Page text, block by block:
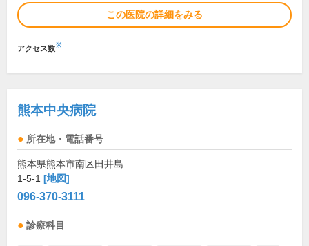
この医院の詳細をみる
アクセス数※
熊本中央病院
所在地・電話番号
熊本県熊本市南区田井島
1-5-1 [地図]
096-370-3111
診療科目